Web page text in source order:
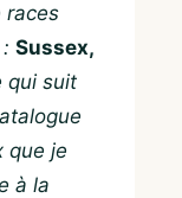
races
Sussex,
qui suit
que je
à la